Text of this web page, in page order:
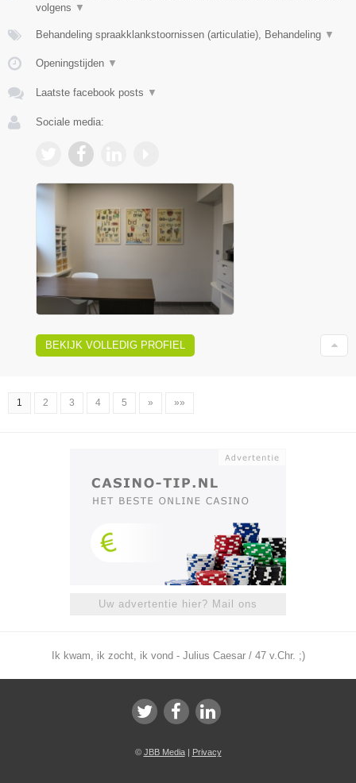
volgens ▼
Behandeling spraakklankstoornissen (articulatie), Behandeling ▼
Openingstijden ▼
Laatste facebook posts ▼
Sociale media:
BEKIJK VOLLEDIG PROFIEL
1 2 3 4 5 » »»
Uw advertentie hier? Mail ons
Ik kwam, ik zocht, ik vond - Julius Caesar / 47 v.Chr. ;)
© JBB Media| Privacy